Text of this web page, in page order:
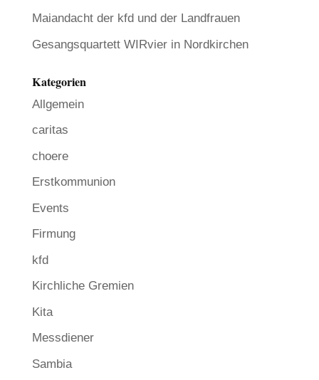
Maiandacht der kfd und der Landfrauen
Gesangsquartett WIRvier in Nordkirchen
Kategorien
Allgemein
caritas
choere
Erstkommunion
Events
Firmung
kfd
Kirchliche Gremien
Kita
Messdiener
Sambia